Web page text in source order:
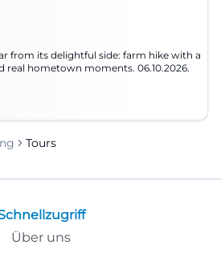
from its delightful side: farm hike with a
real hometown moments. 06.10.2026.
Tours
Über uns